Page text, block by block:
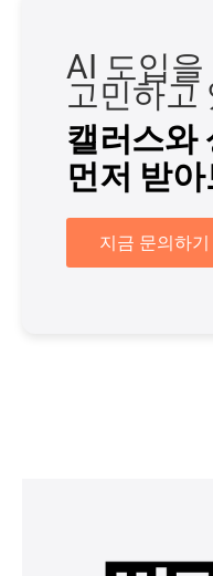
AI 도입을
고민하고
캘러스와
먼저 받
지금 문의하